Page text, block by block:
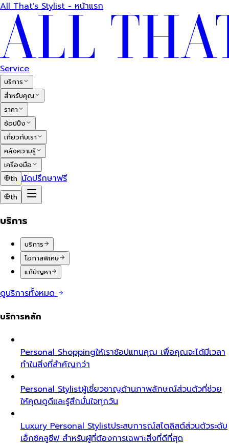
All That's Stylist - หน้าแรก
Service
บริการ
สำหรับคุณ
ราคา
ช้อปปิ้ง
เกี่ยวกับเรา
คลังความรู้
เครื่องมือ
th นัดปรึกษาฟรี
th
บริการ
บริการ
โอกาสพิเศษ
แก้ปัญหา
ดูบริการทั้งหมด
บริการหลัก
Personal Shoppingให้เราช้อปแทนคุณ เพื่อคุณจะได้มีเวลา
ทำในสิ่งที่สำคัญกว่า
Personal Stylistผู้เชี่ยวชาญด้านภาพลักษณ์ส่วนตัวที่ช่วย
ให้คุณดูดีและรู้สึกมั่นใจทุกวัน
Luxury Personal Stylistประสบการณ์สไตลิสต์ส่วนตัวระดับ
เอ็กซ์คลูซีฟ สำหรับผู้ที่ต้องการเฉพาะสิ่งที่ดีที่สุด